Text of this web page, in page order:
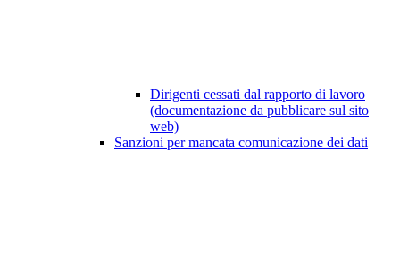
Dirigenti cessati dal rapporto di lavoro
(documentazione da pubblicare sul sito
web)
Sanzioni per mancata comunicazione dei dati